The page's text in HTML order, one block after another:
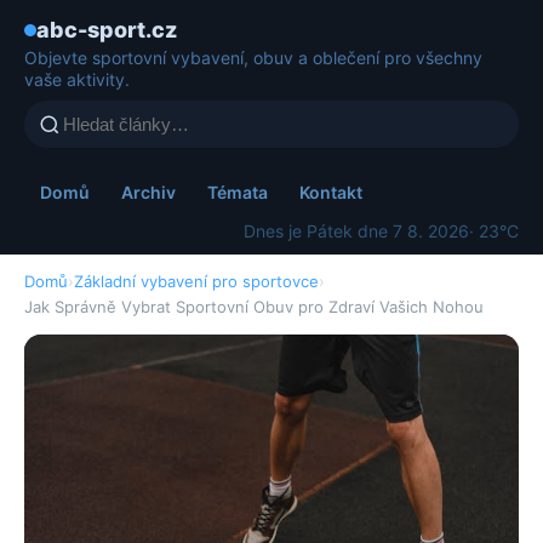
abc-sport.cz
Objevte sportovní vybavení, obuv a oblečení pro všechny
vaše aktivity.
Domů Archiv Témata
Kontakt
Dnes je Pátek dne 7 8. 2026· 23°C
Domů›Základní vybavení pro sportovce›
Jak Správně Vybrat Sportovní Obuv pro Zdraví Vašich Nohou